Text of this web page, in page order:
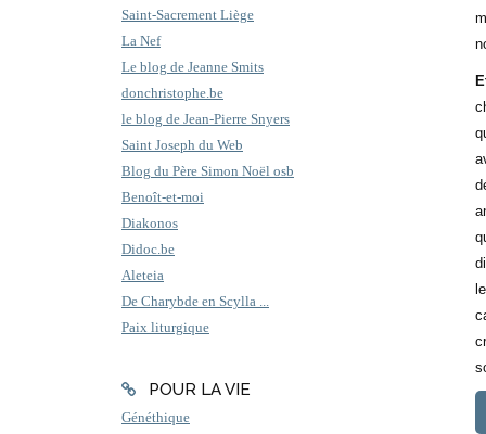
Saint-Sacrement Liège
La Nef
Le blog de Jeanne Smits
donchristophe.be
le blog de Jean-Pierre Snyers
Saint Joseph du Web
Blog du Père Simon Noël osb
Benoît-et-moi
Diakonos
Didoc.be
Aleteia
De Charybde en Scylla ...
Paix liturgique
POUR LA VIE
Généthique